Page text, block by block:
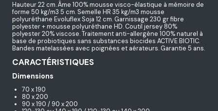
Hauteur 22 cm. Âme 100% mousse visco-élastique à mémoire de
forme 50 kg/m3 5 cm. Semelle HR 35 kg/m3 mousse
polyuréthane Evoluflex Soja 12 cm. Garnissage 230 gr fibre
polyester + mousse polyuréthane HD. Coutil jersey 80%
polyester 20% viscose. Traitement anti-allergène 100% naturel à
base de probiotiques sans substances biocides ACTIVE BIOTIC.
Bandes matelassées avec poignées et aérateurs. Garantie 5 ans.
CARACTÉRISTIQUES
Dimensions
70 x 190
80 x 200
90 x 190 / 90 x 200